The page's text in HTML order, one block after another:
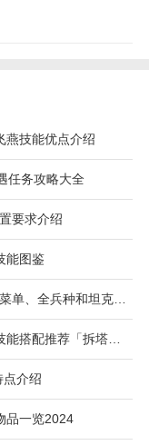
习情况和成绩，
02-11
燕技能优点介绍
任务攻略大全
要求介绍
能图鉴
《战地》攻略——新作20分钟视频 菜单、全兵种和坦克战斗
《逆水寒手游》攻略——九灵帮战技能搭配推荐「拆塔循环」简介一览
介绍
品一览2024